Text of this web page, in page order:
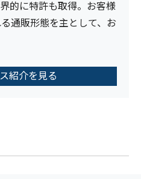
的に特許も取得。お客様
通販形態を主として、お
紹介を見る